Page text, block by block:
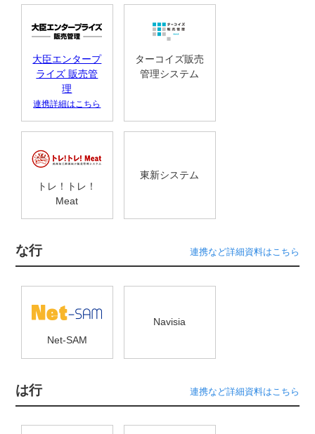
大臣エンタープ
ライズ 販売管
理
連携詳細はこちら
ターコイズ販売
管理システム
トレ！トレ！
Meat
東新システム
な行 連携など詳細資料はこちら
Net-SAM
Navisia
は行 連携など詳細資料はこちら